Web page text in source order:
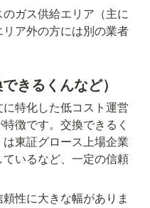
ガス供給エリア（主に
ア外の方には別の業者
きるくんなど）
特化した低コスト運営
徴です。交換できるく
東証グロース上場企業
いるなど、一定の信頼
性に大きな幅がありま